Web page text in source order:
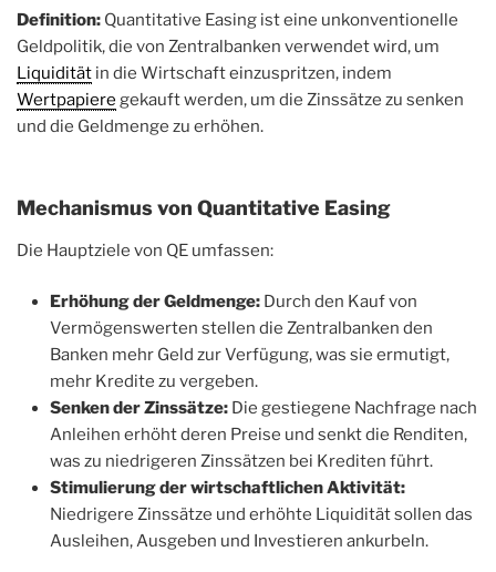
Definition: Quantitative Easing ist eine unkonventionelle
Geldpolitik, die von Zentralbanken verwendet wird, um
Liquidität in die Wirtschaft einzuspritzen, indem
Wertpapiere gekauft werden, um die Zinssätze zu senken
und die Geldmenge zu erhöhen.
Mechanismus von Quantitative Easing
Die Hauptziele von QE umfassen:
Erhöhung der Geldmenge: Durch den Kauf von
Vermögenswerten stellen die Zentralbanken den
Banken mehr Geld zur Verfügung, was sie ermutigt,
mehr Kredite zu vergeben.
Senken der Zinssätze: Die gestiegene Nachfrage nach
Anleihen erhöht deren Preise und senkt die Renditen,
was zu niedrigeren Zinssätzen bei Krediten führt.
Stimulierung der wirtschaftlichen Aktivität:
Niedrigere Zinssätze und erhöhte Liquidität sollen das
Ausleihen, Ausgeben und Investieren ankurbeln.